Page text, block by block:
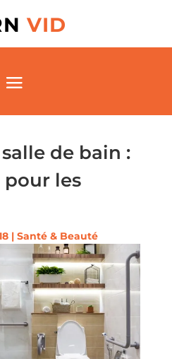
VID
de bain :
les
| Santé & Beauté